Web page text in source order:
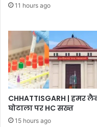
11 hours ago
CHHATTISGARH | हमर
घोटाला पर HC सख्त
15 hours ago